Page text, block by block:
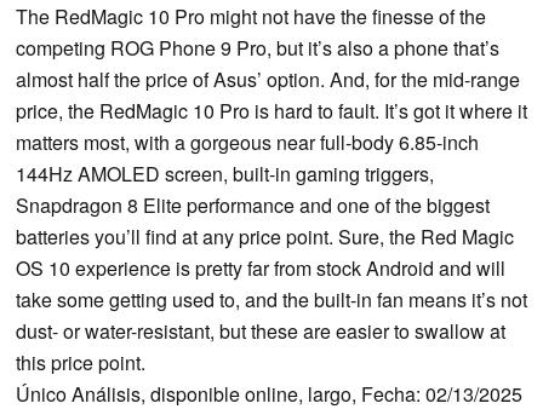
The RedMagic 10 Pro might not have the finesse of the
competing ROG Phone 9 Pro, but it’s also a phone that’s
almost half the price of Asus’ option. And, for the mid-range
price, the RedMagic 10 Pro is hard to fault. It’s got it where it
matters most, with a gorgeous near full-body 6.85-inch
144Hz AMOLED screen, built-in gaming triggers,
Snapdragon 8 Elite performance and one of the biggest
batteries you’ll find at any price point. Sure, the Red Magic
OS 10 experience is pretty far from stock Android and will
take some getting used to, and the built-in fan means it’s not
dust- or water-resistant, but these are easier to swallow at
this price point.
Único Análisis, disponible online, largo, Fecha: 02/13/2025